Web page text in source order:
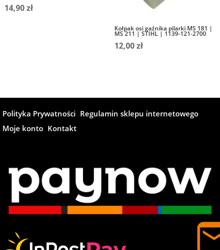
14,90zł
Kołpak osi gaźnika pilarki MS 181 |
MS 211 | STIHL | 1139-121-2700
12,00zł
Polityka Prywatności Regulamin sklepu internetowego
Moje konto Kontakt